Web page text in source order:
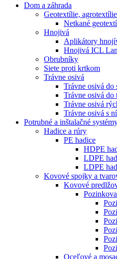
Dom a záhrada
Geotextílie,
Netkané
Hnojivá
Aplikátory
Hnojivá ICL
Obrubníky
Siete proti krtkom
Trávne osivá
Trávne osivá do
Trávne osivá do
Trávne osivá
Trávne osivá s
Potrubné a inštalačné
Hadice a rúry
PE hadice
HDPE
LDPE
LDPE
Kovové spojky a
Kovové
Oceľové a